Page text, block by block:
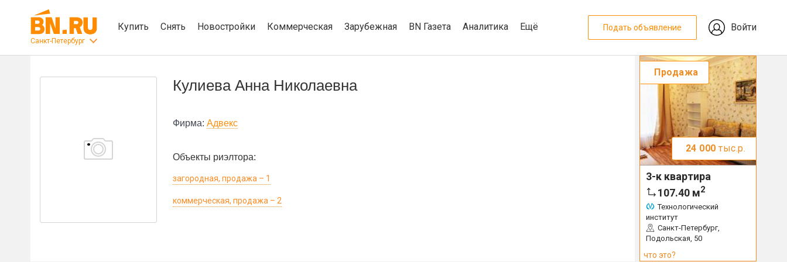
Санкт-Петербург
Купить Снять Новостройки Коммерческая Зарубежная BN Газета Аналитика Ещё Подать объявление Войти
Кулиева Анна Николаевна
Фирма: Адвекс
Объекты риэлтора:
загородная, продажа – 1
коммерческая, продажа – 2
Продажа
24 000 тыс.р.
3-к квартира
107.40 м2
Технологический
институт
Санкт-Петербург,
Подольская, 50
что это?